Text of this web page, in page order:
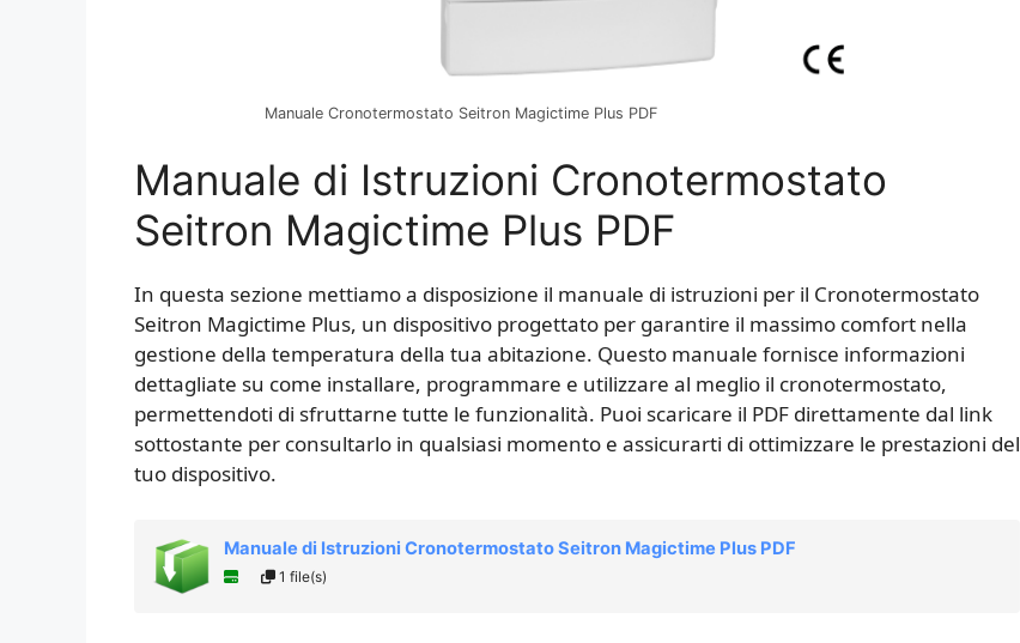
Manuale Cronotermostato Seitron Magictime Plus PDF
Manuale di Istruzioni Cronotermostato
Seitron Magictime Plus PDF
In questa sezione mettiamo a disposizione il manuale di istruzioni per il Cronotermostato
Seitron Magictime Plus, un dispositivo progettato per garantire il massimo comfort nella
gestione della temperatura della tua abitazione. Questo manuale fornisce informazioni
dettagliate su come installare, programmare e utilizzare al meglio il cronotermostato,
permettendoti di sfruttarne tutte le funzionalità. Puoi scaricare il PDF direttamente dal link
sottostante per consultarlo in qualsiasi momento e assicurarti di ottimizzare le prestazioni del
tuo dispositivo.
Manuale di Istruzioni Cronotermostato Seitron Magictime Plus PDF
1 file(s)